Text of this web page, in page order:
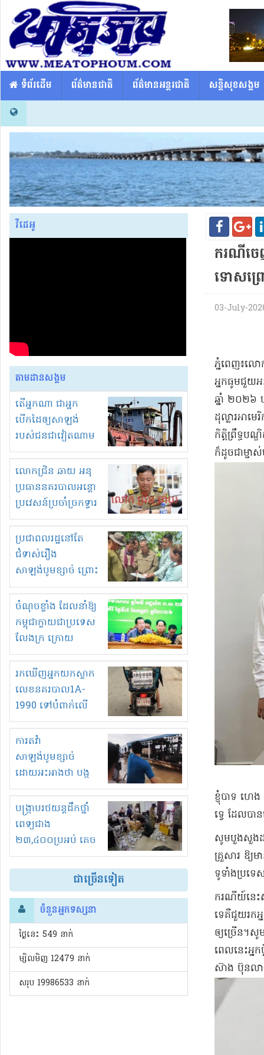
​​ ទំព័រដើម ព័ត៌មានជាតិ ព័ត៌មានអន្តរជាតិ សន្តិសុខសង្គម
វីដេអូ
តាមដានសង្គម
តើអ្នកណា ជាអ្នក
បើកដៃឲ្យសាឡង់
របស់ជនជាវៀតណាម
ចូល មកខុស
ច្បាប់លួចបូមខ្សាច់នៅ
ក្នុងប្រទេសកម្ពុជា
លោកជ្រិន ឆាយ អនុ
ប្រធាននគរបាលអន្តោ
ប្រវេសន៍ប្រចាំច្រកទ្វារ
ព្រំដែនភ្នំឌិន និងឈ្មួញ
មួយចំនួនទៀត
កំពង់តែគុបគិតគ្នា
ធ្វើសកម្មភាពរកស៊ីនិង
ស្តុកទំនិញគេចពន្ធ?
ប្រជាពលរដ្ឋនៅតែ
ជំទាស់រឿង
សាឡង់បូមខ្សាច់ ព្រោះ
ខ្លាចបាក់ច្រាំងទៀត!
ចំណុចខ្លាំង ដែលនាំឱ្យ
កម្ពុជាក្លាយជាប្រទេស
លែងក្រ ក្រោយ
ឆ្នាំ២០៣០
រកឃើញអ្នកយកស្លាក
លេខនគរបាល1A-
1990 ទៅបំពាក់លើ
ម៉ូតូរបស់ខ្លួន ដាកផ្លាក
រត់ឌុបហើយ
ការតវ៉ា
សាឡង់បូមខ្សាច់
ដោយអះអាងថា បង្ក
បាក់ច្រាំងទន្លេ និង
រំខានទាំងយប់ទាំងថ្ងៃ
បង្ក្រាបរថយន្តដឹកថ្នាំ
ពេទ្យជាង
២៣,៤០០ប្រអប់ គេច
ពន្ធនិងអត់ច្បាប់នាំ
ចូល!?
ជាច្រើនទៀត
ចំនួនអ្នកទស្សនា
ថ្ងៃនេះ​ 549 នាក់
ម្សិលមិញ 12479 នាក់
សរុប 19986533 នាក់
ករណីចេ
ទោសព្រ
03-July-
ភ្នំពេញ៖ល
អ្នកធូមជួយអ
ឆ្នាំ ២០២៦
ដុល្លារអាម
កិត្តិព្រឹទ្ធ
ក៏ដូចជាម្ច
ខ្ញុំបាទ ហេ
ទ្វេ ដែលប
សូមបួងសួងដល់
គ្រួសារ ឱ្យម
ទូទាំងប្រទ
ករណីយ៍នេះ
ទេគឺជួយរកអ្
ឲ្យច្រើន។
ពេលនេះអ្
ស៊ាង ប៊ុនលា